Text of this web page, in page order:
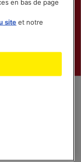
JUIN
en bas de page
site et notre